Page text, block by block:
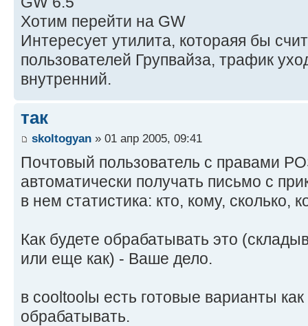
Хотим перейти на GW
Интересует утилита, котораяя бы
пользователей Групвайза, трафик
внутренний.
так
skoltogyan » 01 апр 2005, 09:41
Почтовый пользователь с правами
автоматически получать письмо с
в нем статистика: кто, кому, сколько,
Как будете обрабатывать это
или еще как) - Ваше дело.
в cooltoolы есть готовые варианты
обрабатывать.